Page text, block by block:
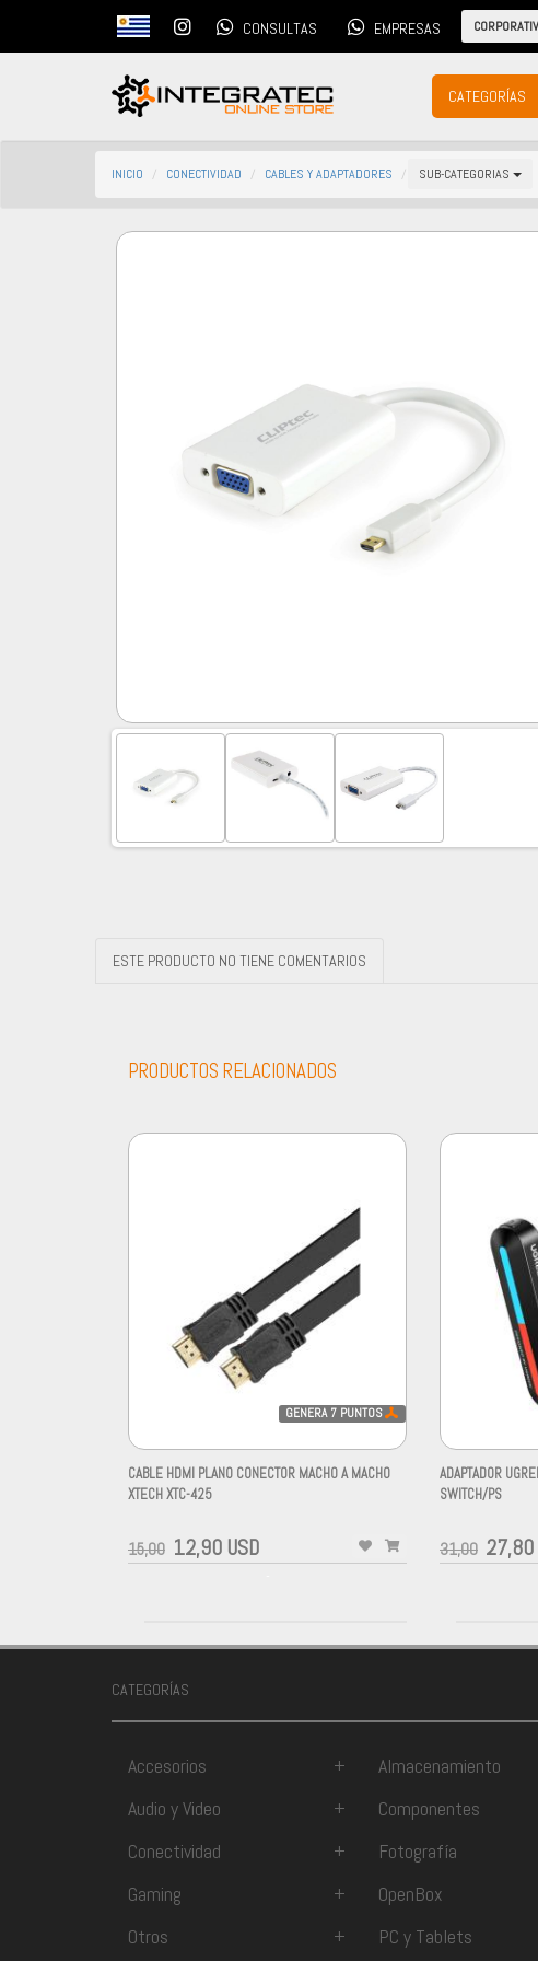
CONSULTAS EMPRESAS
CATEGORÍAS
INICIO CONECTIVIDAD CABLES Y ADAPTADORES SUB-CATEGORIAS
ESTE PRODUCTO NO TIENE COMENTARIOS
PRODUCTOS RELACIONADOS
GENERA 7 PUNTOS
CABLE HDMI PLANO CONECTOR MACHO A MACHO
XTECH XTC-425
15,00 12,90 USD
ADAPTADOR
SWITCH/PS
31,00 27,80
CATEGORÍAS
Accesorios + Almacenamiento
Audio y Video
+ Componentes
Conectividad
+ Fotografía
Gaming
+
OpenBox
Otros
+ PC y Tablets